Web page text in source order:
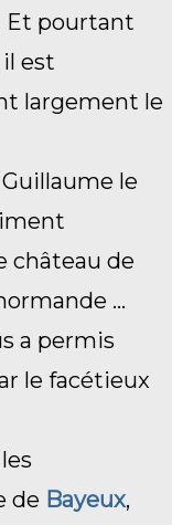
Et pourtant
est
largement le
le
château de
...
a permis
le facétieux
de Bayeux,